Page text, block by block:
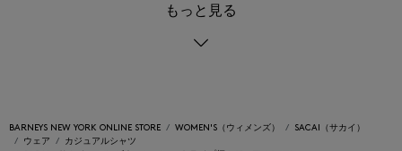
もっと見る
BARNEYS NEW YORK ONLINE STORE WOMEN'S（ウィメンズ）
SACAI（サカイ）
ウェア
カジュアルシャツ